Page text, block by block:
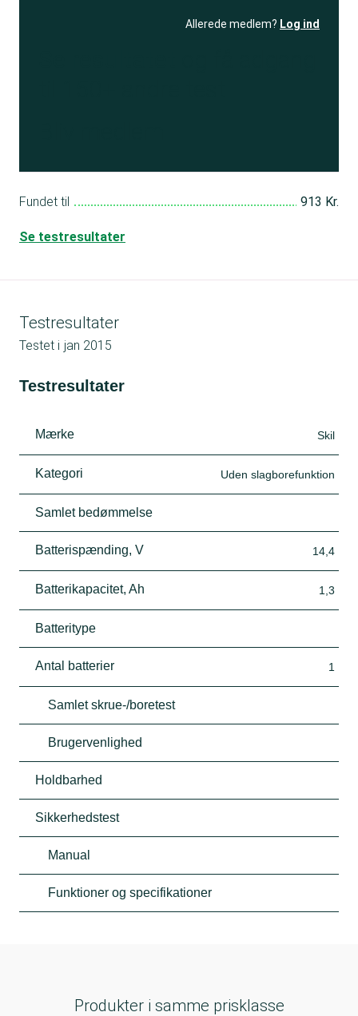
Allerede medlem? Log ind
Fundet til 913 Kr.
Se testresultater
Testresultater
Testet i jan 2015
Testresultater
Mærke Skil
Kategori Uden slagborefunktion
Samlet bedømmelse
Batterispænding, V 14,4
Batterikapacitet, Ah 1,3
Batteritype
Antal batterier 1
Samlet skrue-/boretest
Brugervenlighed
Holdbarhed
Sikkerhedstest
Manual
Funktioner og specifikationer
Produkter i samme prisklasse